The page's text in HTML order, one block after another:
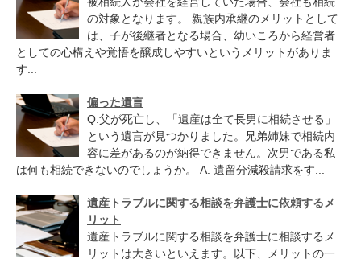
の対象となります。 親族内承継のメリットとして
は、子が後継者となる場合、幼いころから経営者
としての心構えや覚悟を醸成しやすいというメリットがありま
す...
偏った遺言
Q.父が死亡し、「遺産は全て長男に相続させる」
という遺言が見つかりました。兄弟姉妹で相続内
容に差があるのが納得できません。次男である私
は何も相続できないのでしょうか。 A. 遺留分減殺請求をす...
遺産トラブルに関する相談を弁護士に依頼するメ
リット
遺産トラブルに関する相談を弁護士に相談するメ
リットは大きいといえます。以下、メリットの一